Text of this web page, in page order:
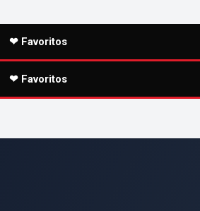
❤ Favoritos
❤ Favoritos